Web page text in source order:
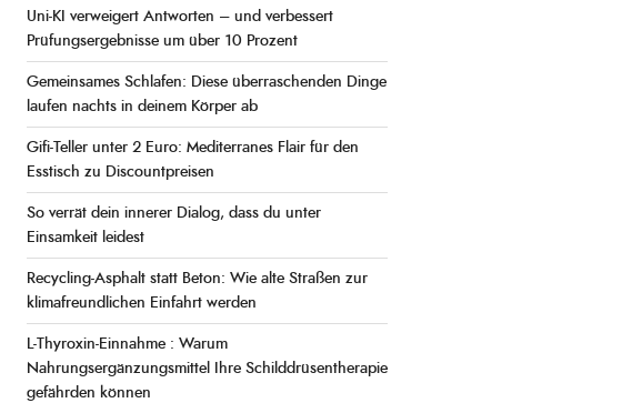
Uni-KI verweigert Antworten – und verbessert
Prüfungsergebnisse um über 10 Prozent
Gemeinsames Schlafen: Diese überraschenden Dinge
laufen nachts in deinem Körper ab
Gifi-Teller unter 2 Euro: Mediterranes Flair für den
Esstisch zu Discountpreisen
So verrät dein innerer Dialog, dass du unter
Einsamkeit leidest
Recycling-Asphalt statt Beton: Wie alte Straßen zur
klimafreundlichen Einfahrt werden
L-Thyroxin-Einnahme : Warum
Nahrungsergänzungsmittel Ihre Schilddrüsentherapie
gefährden können